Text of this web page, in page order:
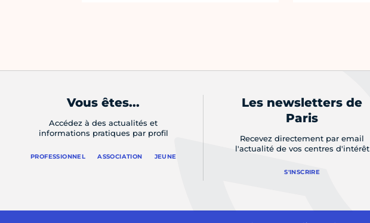
Vous êtes...
Accédez à des actualités et
informations pratiques par profil
PROFESSIONNEL ASSOCIATION JEUNE
Les newsletters de
Paris
Recevez directement par email
l'actualité de vos centres d'intérêt
S'INSCRIRE